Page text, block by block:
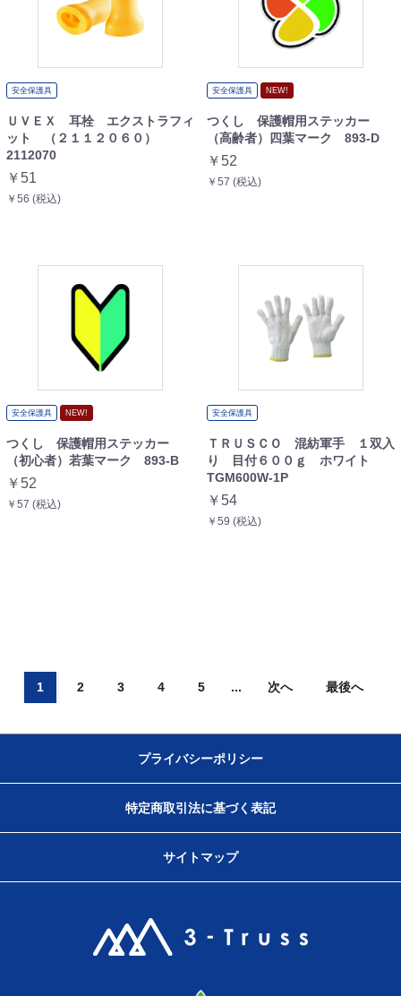
安全保護具
ＵＶＥＸ 耳栓 エクストラフィ
ット （２１１２０６０）
2112070
￥51
￥56 (税込)
安全保護具 NEW!
つくし 保護帽用ステッカー
（高齢者）四葉マーク 893-D
￥52
￥57 (税込)
安全保護具 NEW!
つくし 保護帽用ステッカー
（初心者）若葉マーク 893-B
￥52
￥57 (税込)
安全保護具
ＴＲＵＳＣＯ 混紡軍手 １双入
り 目付６００ｇ ホワイト
TGM600W-1P
￥54
￥59 (税込)
1 2 3 4 5 ... 次へ 最後へ
プライバシーポリシー
特定商取引法に基づく表記
サイトマップ